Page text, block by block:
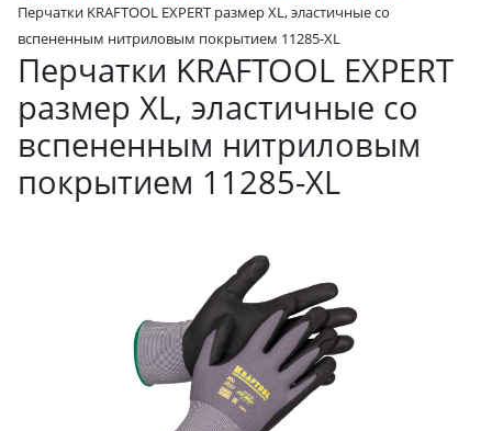
Перчатки KRAFTOOL EXPERT размер XL, эластичные со
вспененным нитриловым покрытием 11285-XL
Перчатки KRAFTOOL EXPERT
размер XL, эластичные со
вспененным нитриловым
покрытием 11285-XL